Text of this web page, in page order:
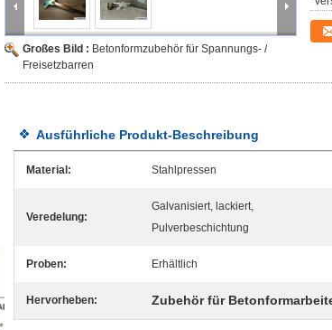
Großes Bild : Betonformzubehör für Spannungs- /
Freisetzbarren
Ausführliche Produkt-Beschreibung
Material: Stahlpressen
Veredelung:
Galvanisiert, lackiert,
Pulverbeschichtung
Proben: Erhältlich
Hervorheben: Zubehör für